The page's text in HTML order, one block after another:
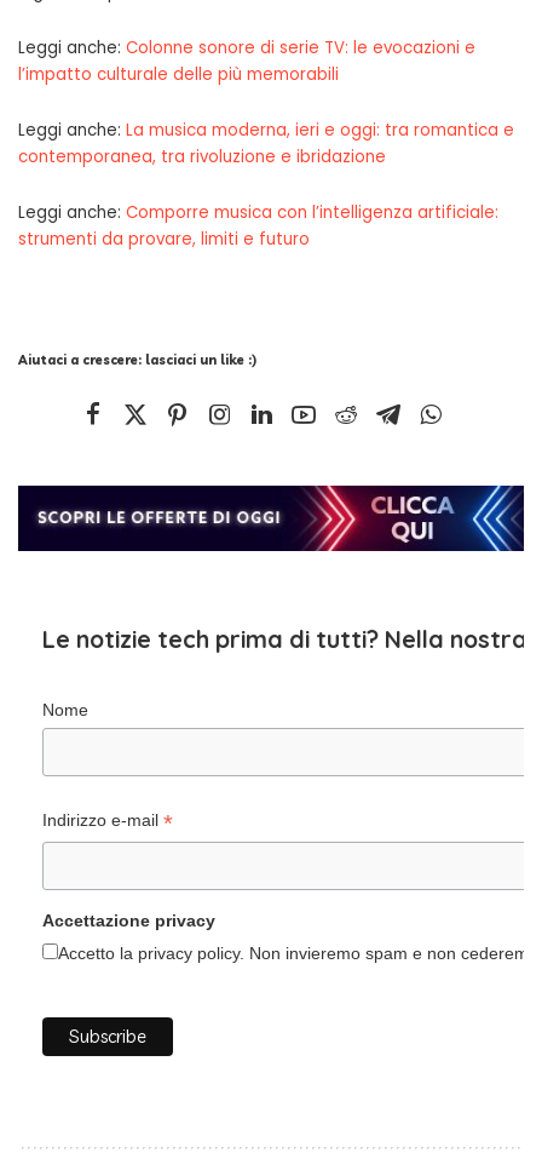
Leggi anche: Colonne sonore di serie TV: le evocazioni e
l’impatto culturale delle più memorabili
Leggi anche: La musica moderna, ieri e oggi: tra romantica e
contemporanea, tra rivoluzione e ibridazione
Leggi anche: Comporre musica con l’intelligenza artificiale:
strumenti da provare, limiti e futuro
Aiutaci a crescere: lasciaci un like :)
Le notizie tech prima di tutti? Nella nostra
Nome
Indirizzo e-mail *
Accettazione privacy
Accetto la privacy policy. Non invieremo spam e non